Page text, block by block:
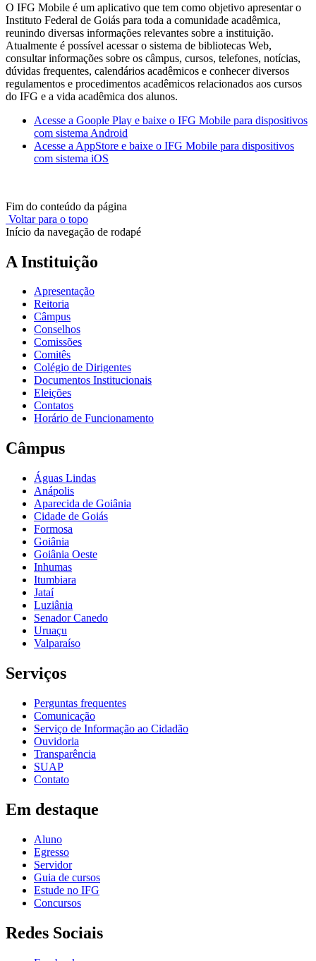
O IFG Mobile é um aplicativo que tem como objetivo apresentar o
Instituto Federal de Goiás para toda a comunidade acadêmica,
reunindo diversas informações relevantes sobre a instituição.
Atualmente é possível acessar o sistema de bibliotecas Web,
consultar informações sobre os câmpus, cursos, telefones, notícias,
dúvidas frequentes, calendários acadêmicos e conhecer diversos
regulamentos e procedimentos acadêmicos relacionados aos cursos
do IFG e a vida acadêmica dos alunos.
Acesse a Goople Play e baixe o IFG Mobile para dispositivos
com sistema Android
Acesse a AppStore e baixe o IFG Mobile para dispositivos
com sistema iOS
Fim do conteúdo da página
Voltar para o topo
Início da navegação de rodapé
A Instituição
Apresentação
Reitoria
Câmpus
Conselhos
Comissões
Comitês
Colégio de Dirigentes
Documentos Institucionais
Eleições
Contatos
Horário de Funcionamento
Câmpus
Águas Lindas
Anápolis
Aparecida de Goiânia
Cidade de Goiás
Formosa
Goiânia
Goiânia Oeste
Inhumas
Itumbiara
Jataí
Luziânia
Senador Canedo
Uruaçu
Valparaíso
Serviços
Perguntas frequentes
Comunicação
Serviço de Informação ao Cidadão
Ouvidoria
Transparência
SUAP
Contato
Em destaque
Aluno
Egresso
Servidor
Guia de cursos
Estude no IFG
Concursos
Redes Sociais